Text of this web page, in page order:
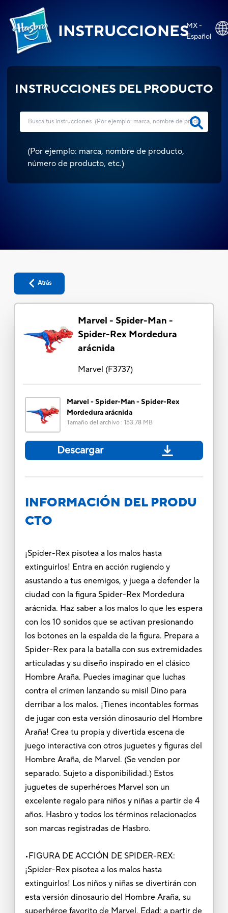
INSTRUCCIONESMX -
Español
INSTRUCCIONES DEL PRODUCTO
(Por ejemplo: marca, nombre de producto,
número de producto, etc.)
Atrás
Marvel - Spider-Man -
Spider-Rex Mordedura
arácnida
Marvel (F3737)
Marvel - Spider-Man - Spider-Rex
Mordedura arácnida
Tamaño del archivo: 153.78 MB
Descargar
INFORMACIÓN DEL PRODU
CTO
¡Spider-Rex pisotea a los malos hasta
extinguirlos! Entra en acción rugiendo y
asustando a tus enemigos, y juega a defender la
ciudad con la figura Spider-Rex Mordedura
arácnida. Haz saber a los malos lo que les espera
con los 10 sonidos que se activan presionando
los botones en la espalda de la figura. Prepara a
Spider-Rex para la batalla con sus extremidades
articuladas y su diseño inspirado en el clásico
Hombre Araña. Puedes imaginar que luchas
contra el crimen lanzando su misil Dino para
derribar a los malos. ¡Tienes incontables formas
de jugar con esta versión dinosaurio del Hombre
Araña! Crea tu propia y divertida escena de
juego interactiva con otros juguetes y figuras del
Hombre Araña, de Marvel. (Se venden por
separado. Sujeto a disponibilidad.) Estos
juguetes de superhéroes Marvel son un
excelente regalo para niños y niñas a partir de 4
años. Hasbro y todos los términos relacionados
son marcas registradas de Hasbro.
•FIGURA DE ACCIÓN DE SPIDER-REX:
¡Spider-Rex pisotea a los malos hasta
extinguirlos! Los niños y niñas se divertirán con
esta versión dinosaurio del Hombre Araña, su
superhéroe favorito de Marvel. Edad: a partir de